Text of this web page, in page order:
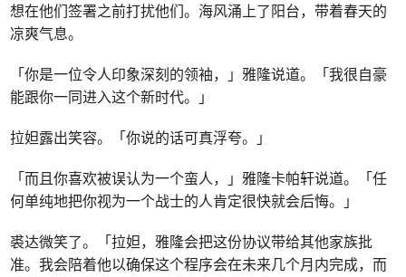
想在他们签署之前打扰他们。海风涌上了阳台，带着春天的
凉爽气息。
「你是一位令人印象深刻的领袖，」雅隆说道。「我很自豪
能跟你一同进入这个新时代。」
拉妲露出笑容。「你说的话可真浮夸。」
「而且你喜欢被误认为一个蛮人，」雅隆卡帕轩说道。「任
何单纯地把你视为一个战士的人肯定很快就会后悔。」
裘达微笑了。「拉妲，雅隆会把这份协议带给其他家族批
准。我会陪着他以确保这个程序会在未来几个月内完成，而